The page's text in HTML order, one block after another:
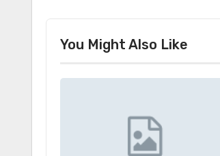
You Might Also Like